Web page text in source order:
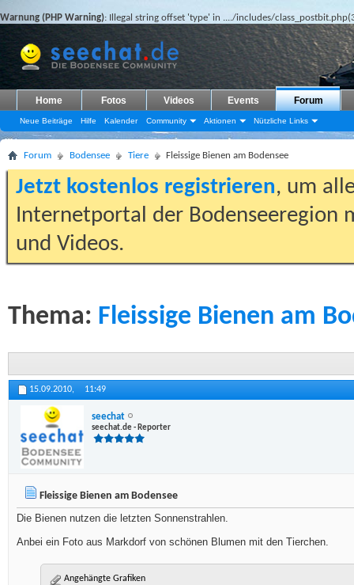
Warnung (PHP Warning): Illegal string offset 'type' in ..../includes/
Home Fotos Videos Events Forum
Neue Beiträge Hilfe Kalender Community Aktionen Nützliche Links
Forum Bodensee Tiere Fleissige Bienen am Bodensee
Jetzt kostenlos registrieren, um
Internetportal der Bodenseeregion
und Videos.
Thema: Fleissige Bienen am
15.09.2010, 11:49
seechat
seechat.de - Reporter
Fleissige Bienen am Bodensee
Die Bienen nutzen die letzten Sonnenstrahlen.
Anbei ein Foto aus Markdorf von schönen Blumen mit den Tierchen.
Angehängte Grafiken